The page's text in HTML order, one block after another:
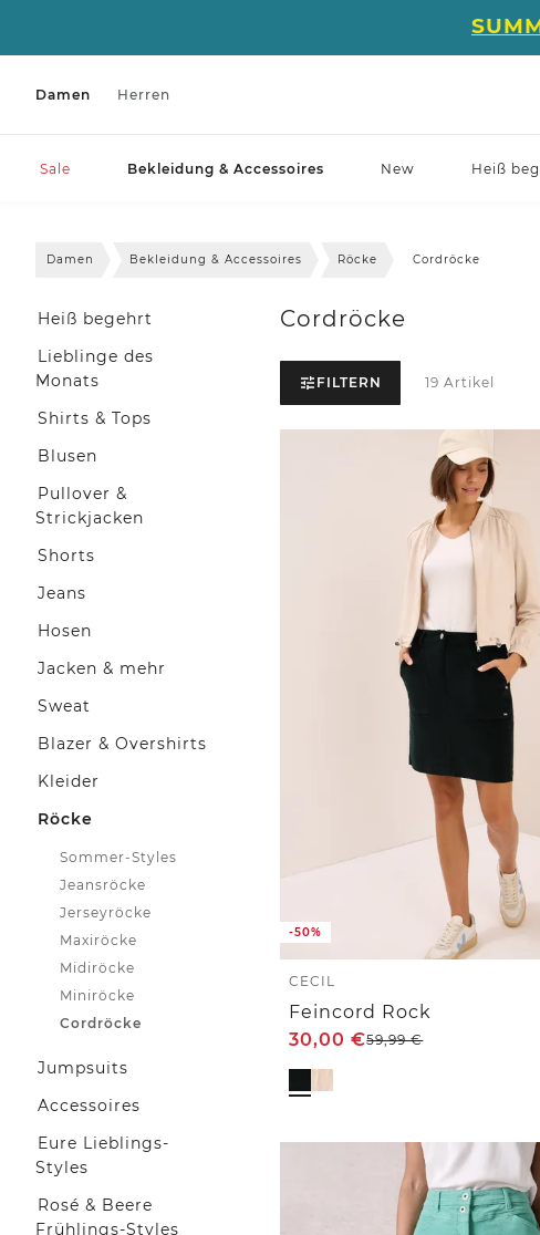
Damen Herren
Sale Bekleidung & Accessoires New Heiß
Damen Bekleidung & Accessoires Röcke Cordröcke
Heiß begehrt
Lieblinge des
Monats
Shirts & Tops
Blusen
Pullover &
Strickjacken
Shorts
Jeans
Hosen
Jacken & mehr
Sweat
Blazer & Overshirts
Kleider
Röcke
Sommer-Styles
Jeansröcke
Jerseyröcke
Maxiröcke
Midiröcke
Miniröcke
Cordröcke
Jumpsuits
Accessoires
Eure Lieblings-
Styles
Rosé & Beere
Frühlings-Styles
Cordröcke
FILTERN 19 Artikel
-50%
CECIL
Feincord Rock
30,00€59,99€